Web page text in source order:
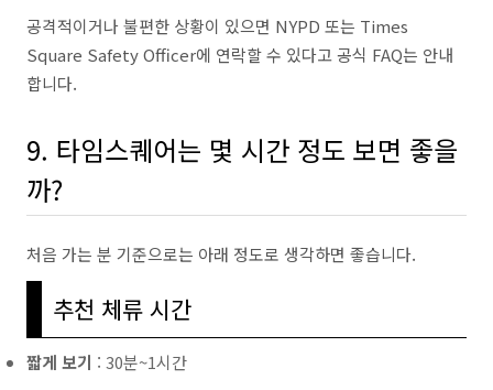
공격적이거나 불편한 상황이 있으면 NYPD 또는 Times
Square Safety Officer에 연락할 수 있다고 공식 FAQ는 안내
합니다.
9. 타임스퀘어는 몇 시간 정도 보면 좋을
까?
처음 가는 분 기준으로는 아래 정도로 생각하면 좋습니다.
추천 체류 시간
짧게 보기 : 30분~1시간